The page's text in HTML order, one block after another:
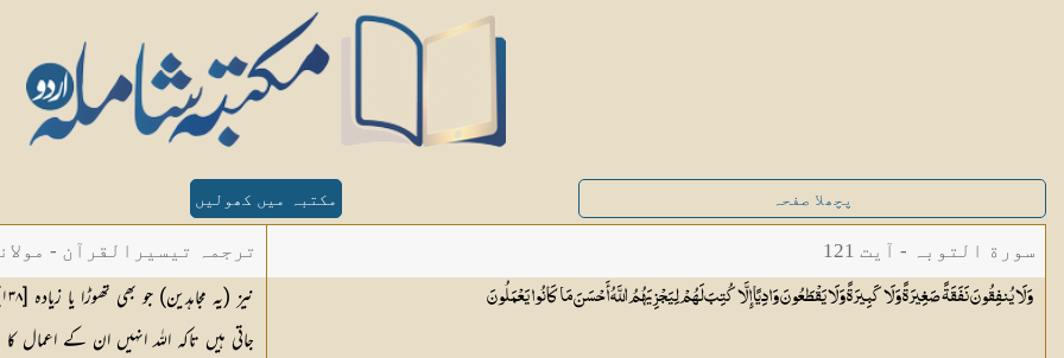
پچھلا صفحہ مکتبہ میں کھولیں
سورة التوبہ - آیت 121
وَلَا يُنفِقُونَ نَفَقَةً صَغِيرَةً وَلَا كَبِيرَةً وَلَا يَقْطَعُونَ وَادِيًا إِلَّا كُتِبَ لَهُمْ لِيَجْزِيَهُمُ اللَّهُ أَحْسَنَ مَا كَانُوايَعْمَلُونَ
ترجمہ تیسیرالقرآن -
جاتی ہیں تاکہ اللہ انہیں ان کے